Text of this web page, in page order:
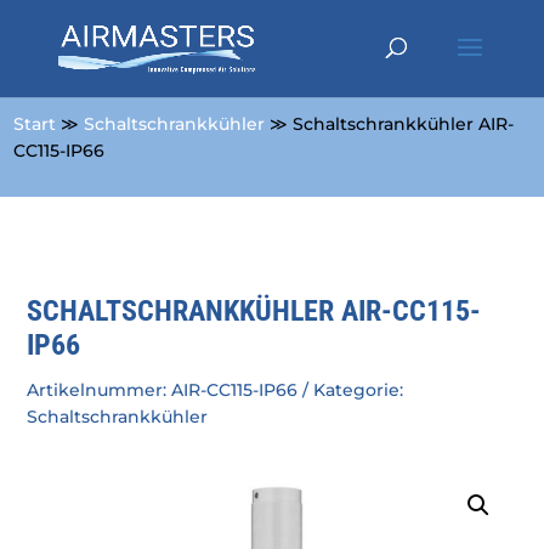
Start ≫Schaltschrankkühler ≫ Schaltschrankkühler AIR-
CC115-IP66
SCHALTSCHRANKKÜHLER AIR-CC115-
IP66
Artikelnummer:AIR-CC115-IP66
Kategorie:
Schaltschrankkühler